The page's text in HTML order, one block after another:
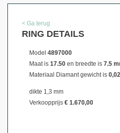
< Ga terug
RING DETAILS
Model 4897000
Maat is 17.50 en breedte is 7.5
Materiaal Diamant gewicht is
dikte 1,3 mm
Verkoopprijs € 1.670,00